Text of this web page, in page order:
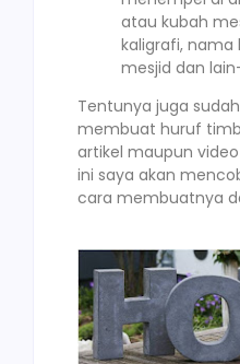
atau kubah
kaligrafi, nama
mesjid dan
Tentunya juga
membuat huruf
artikel maupun
ini saya akan
cara membuatnya